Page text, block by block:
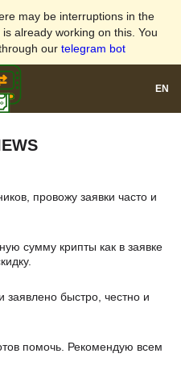
may be interruptions in the
already working on this. You
our telegram bot
REVIEWS
SITEMAP
EN
провожу заявки часто и
сумму крипты как в заявке
быстро, честно и
помочь. Рекомендую всем